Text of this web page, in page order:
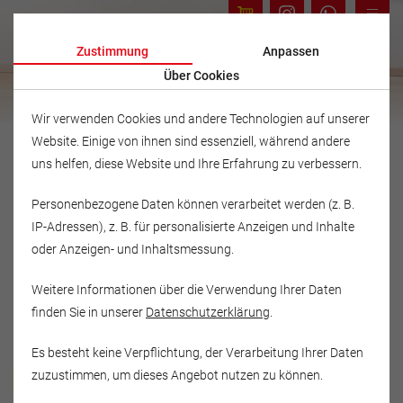
Musikschule Fröhlich
Zustimmung
Anpassen
Über Cookies
Wir verwenden Cookies und andere Technologien auf unserer
Website. Einige von ihnen sind essenziell, während andere
uns helfen, diese Website und Ihre Erfahrung zu verbessern.
Personenbezogene Daten können verarbeitet werden (z. B.
IP-Adressen), z. B. für personalisierte Anzeigen und Inhalte
oder Anzeigen- und Inhaltsmessung.
Weitere Informationen über die Verwendung Ihrer Daten
finden Sie in unserer Datenschutzerklärung
Es besteht keine Verpflichtung, der Verarbeitung Ihrer Daten
zuzustimmen, um dieses Angebot nutzen zu können.